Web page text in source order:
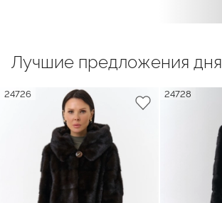
Лучшие предложения дня
24726 24728